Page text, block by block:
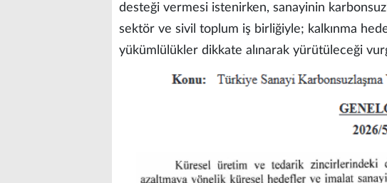
desteği vermesi istenirken, sanayinin
sektör ve sivil toplum iş birliğiyle; kalkınma
yükümlülükler dikkate alınarak yürütüleceği